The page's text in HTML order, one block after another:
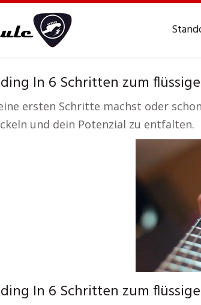
In 6 Schritten zum
ersten Schritte machst oder
und dein Potenzial zu entfalten.
In 6 Schritten zum